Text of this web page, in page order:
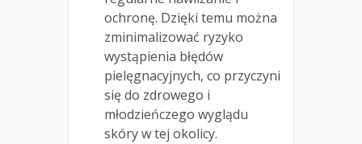
ochronę. Dzięki temu można
zminimalizować ryzyko
wystąpienia błędów
pielęgnacyjnych, co przyczyni
się do zdrowego i
młodzieńczego wyglądu
skóry w tej okolicy.